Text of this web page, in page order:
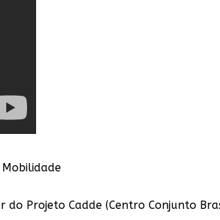
Mobilidade
Projeto Cadde (Centro Conjunto